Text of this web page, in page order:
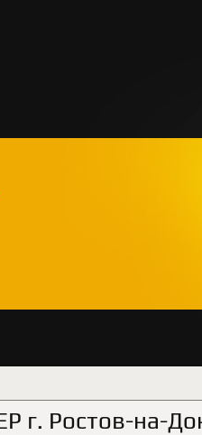
г. Ростов-на-